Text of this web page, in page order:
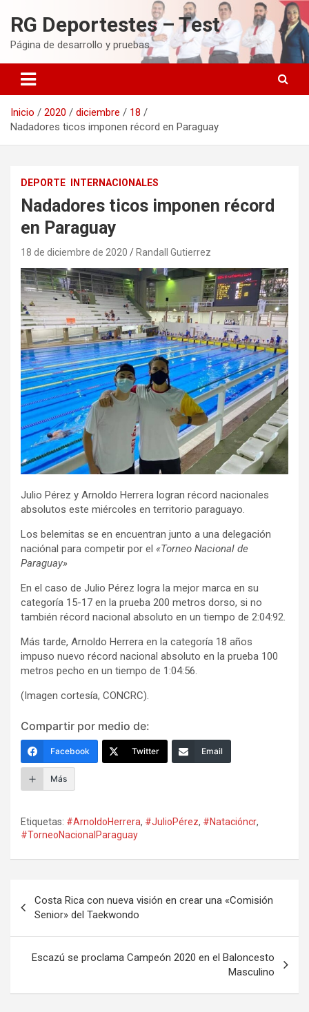
contenido
RG Deportestes – Test
Página de desarrollo y pruebas
Inicio 2020 diciembre
18
Nadadores ticos imponen récord en Paraguay
DEPORTE INTERNACIONALES
Nadadores ticos imponen récord
en Paraguay
18 de diciembre de 2020 Randall Gutierrez
Julio Pérez y Arnoldo Herrera logran récord nacionales
absolutos este miércoles en territorio paraguayo.
Los belemitas se en encuentran junto a una delegación
naciónal para competir por el «Torneo Nacional de
Paraguay»
En el caso de Julio Pérez logra la mejor marca en su
categoría 15-17 en la prueba 200 metros dorso, si no
también récord nacional absoluto en un tiempo de 2:04:92.
Más tarde, Arnoldo Herrera en la categoría 18 años
impuso nuevo récord nacional absoluto en la prueba 100
metros pecho en un tiempo de 1:04:56.
(Imagen cortesía, CONCRC).
Compartir por medio de:
Facebook Twitter Email
Más
Etiquetas: #ArnoldoHerrera, #JulioPérez, #Natacióncr,
#TorneoNacionalParaguay
de
entradas
Costa Rica con nueva visión en crear una «Comisión
Senior» del Taekwondo
Escazú se proclama Campeón 2020 en el Baloncesto
Masculino